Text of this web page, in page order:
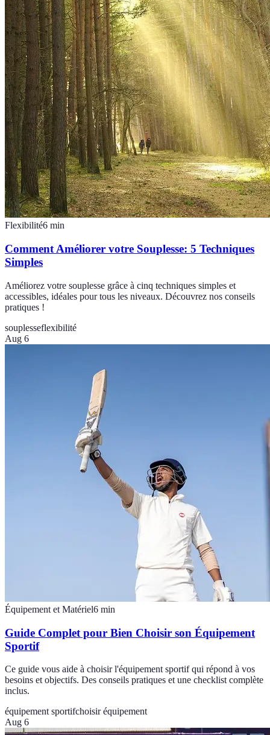
Flexibilité6 min
Comment Améliorer votre Souplesse: 5 Techniques
Simples
Améliorez votre souplesse grâce à cinq techniques simples et
accessibles, idéales pour tous les niveaux. Découvrez nos conseils
pratiques !
souplesseflexibilité
Aug 6
Équipement et Matériel6 min
Guide Complet pour Bien Choisir son Équipement
Sportif
Ce guide vous aide à choisir l'équipement sportif qui répond à vos
besoins et objectifs. Des conseils pratiques et une checklist complète
inclus.
équipement sportifchoisir équipement
Aug 6